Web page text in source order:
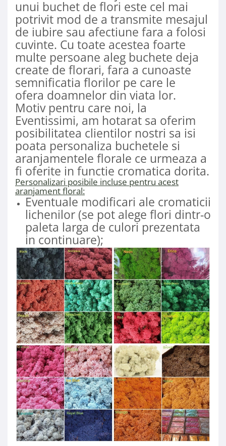
unui buchet de flori este cel mai
potrivit mod de a transmite mesajul
de iubire sau afectiune fara a folosi
cuvinte. Cu toate acestea foarte
multe persoane aleg buchete deja
create de florari, fara a cunoaste
semnificatia florilor pe care le
ofera doamnelor din viata lor.
Motiv pentru care noi, la
Eventissimi, am hotarat sa oferim
posibilitatea clientilor nostri sa isi
poata personaliza buchetele si
aranjamentele florale ce urmeaza a
fi oferite in functie cromatica dorita.
Personalizari posibile incluse pentru acest
aranjament floral:
Eventuale modificari ale cromaticii
lichenilor (se pot alege flori dintr-o
paleta larga de culori prezentata
in continuare);